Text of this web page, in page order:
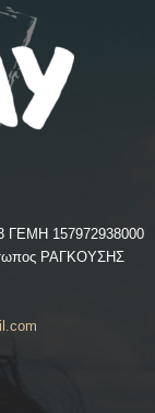
ΓΕΜΗ 157972938000
ΡΑΓΚΟΥΣΗΣ